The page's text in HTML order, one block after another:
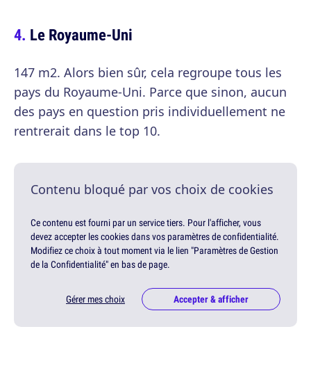
Le Royaume-Uni
147 m2. Alors bien sûr, cela regroupe tous les
pays du Royaume-Uni. Parce que sinon, aucun
des pays en question pris individuellement ne
rentrerait dans le top 10.
Contenu bloqué par vos choix de cookies
Ce contenu est fourni par un service tiers. Pour l'afficher, vous
devez accepter les cookies dans vos paramètres de confidentialité.
Modifiez ce choix à tout moment via le lien "Paramètres de Gestion
de la Confidentialité" en bas de page.
Gérer mes choix Accepter & afficher